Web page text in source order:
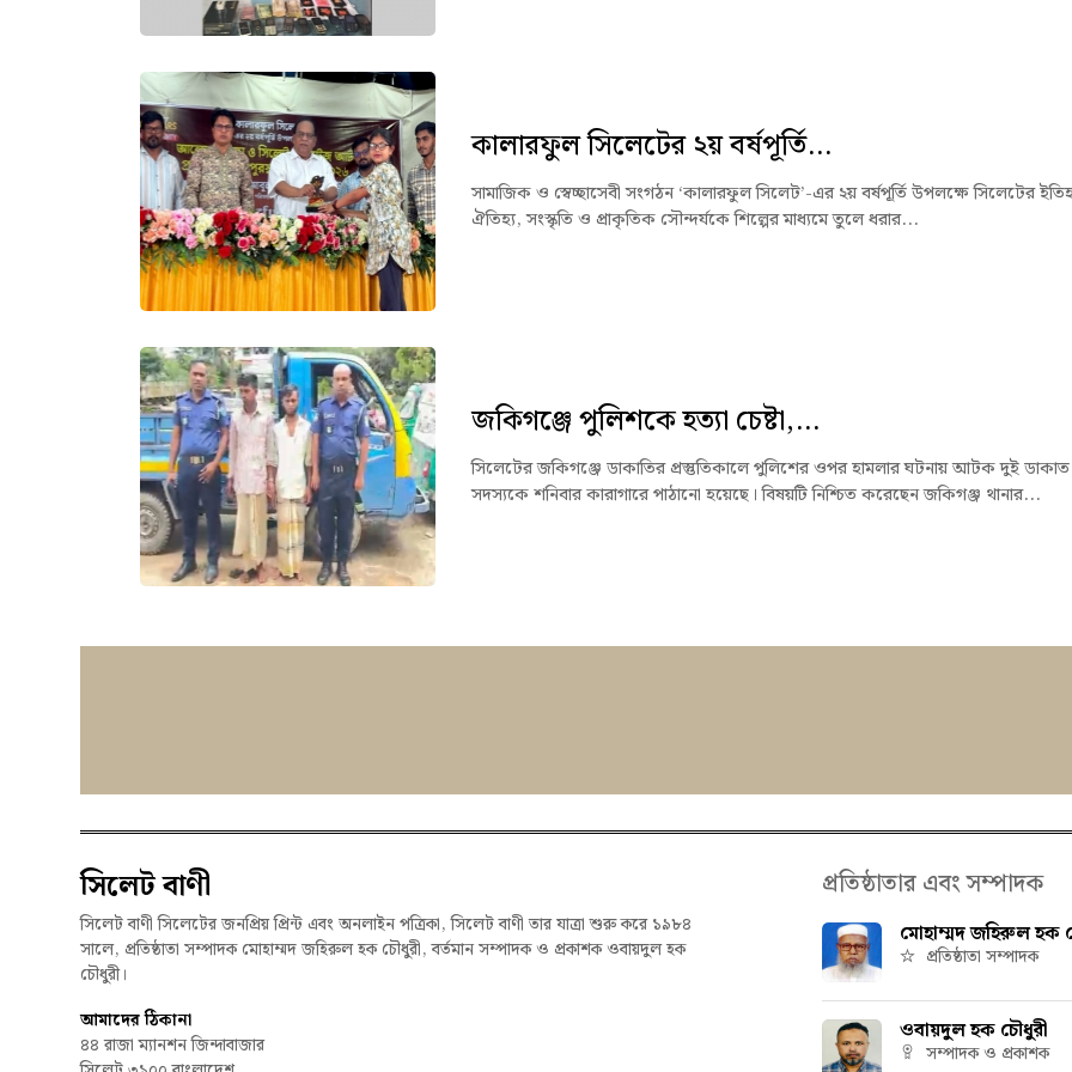
কালারফুল সিলেটের ২য় বর্ষপূর্তি...
সামাজিক ও স্বেচ্ছাসেবী সংগঠন ‘কালারফুল সিলেট’-এর ২য় বর্ষপূর্তি উপলক্ষে সিলেটের
ঐতিহ্য, সংস্কৃতি ও প্রাকৃতিক সৌন্দর্যকে শিল্পের মাধ্যমে তুলে ধরার...
জকিগঞ্জে পুলিশকে হত্যা চেষ্টা,...
সিলেটের জকিগঞ্জে ডাকাতির প্রস্তুতিকালে পুলিশের ওপর হামলার ঘটনায় আটক দুই ডাকাত
সদস্যকে শনিবার কারাগারে পাঠানো হয়েছে। বিষয়টি নিশ্চিত করেছেন জকিগঞ্জ থানার...
সিলেট বাণী
সিলেট বাণী সিলেটের জনপ্রিয় প্রিন্ট এবং অনলাইন পত্রিকা, সিলেট বাণী তার যাত্রা শুরু করে ১৯৮৪
সালে, প্রতিষ্ঠাতা সম্পাদক মোহাম্মদ জহিরুল হক চৌধুরী, বর্তমান সম্পাদক ও প্রকাশক ওবায়দুল হক
চৌধুরী।
আমাদের ঠিকানা
৪৪ রাজা ম্যানশন জিন্দাবাজার
প্রতিষ্ঠাতার এবং সম্পাদক
মোহাম্মদ জহিরুল হক
প্রতিষ্ঠাতা সম্পাদক
ওবায়দুল হক চৌধুরী
সম্পাদক ও প্রকাশক